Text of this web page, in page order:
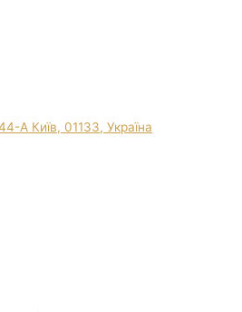
А Київ, 01133, Україна